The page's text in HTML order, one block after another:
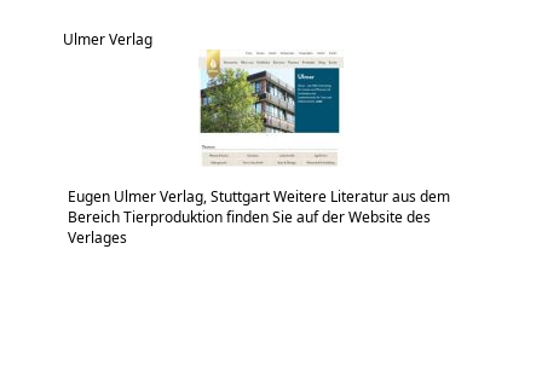
Ulmer Verlag
Eugen Ulmer Verlag, Stuttgart Weitere Literatur aus dem
Bereich Tierproduktion finden Sie auf der Website des
Verlages